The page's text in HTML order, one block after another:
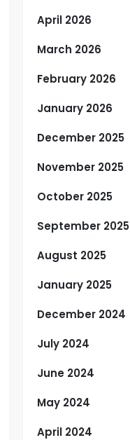
April 2026
March 2026
February 2026
January 2026
December 2025
November 2025
October 2025
September 2025
August 2025
January 2025
December 2024
July 2024
June 2024
May 2024
April 2024